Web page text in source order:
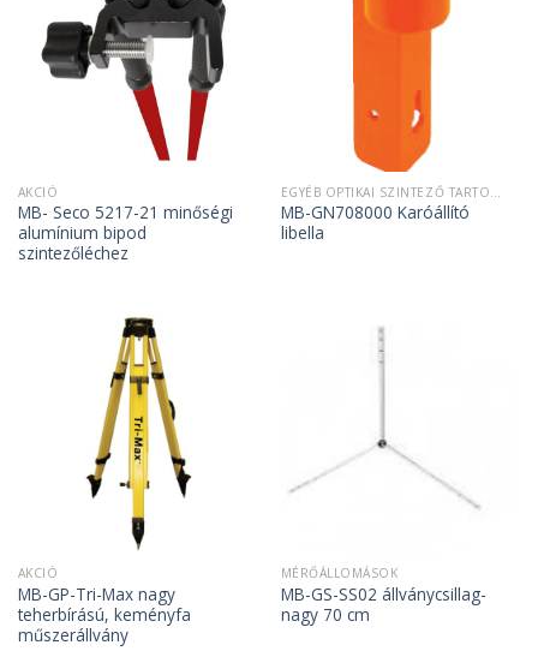
AKCIÓ
MB- Seco 5217-21 minőségi
alumínium bipod
szintezőléchez
MB-GN708000 Karóállító
libella
AKCIÓ
MB-GP-Tri-Max nagy
teherbírású, keményfa
műszerállvány
MÉRŐÁLLOMÁSOK
MB-GS-SS02 állványcsillag-
nagy 70 cm